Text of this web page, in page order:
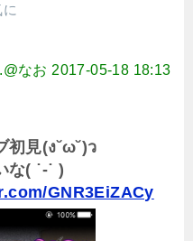
なお 2017-05-18 18:13
初見(ง˘ω˘)ว
( ˙-˙ )
GNR3EiZACy